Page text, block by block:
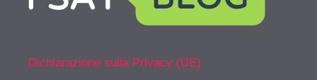
Dichiarazione sulla Privacy (UE)